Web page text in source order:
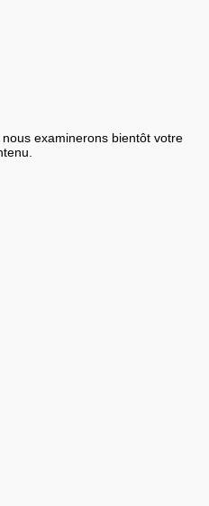
examinerons bientôt votre